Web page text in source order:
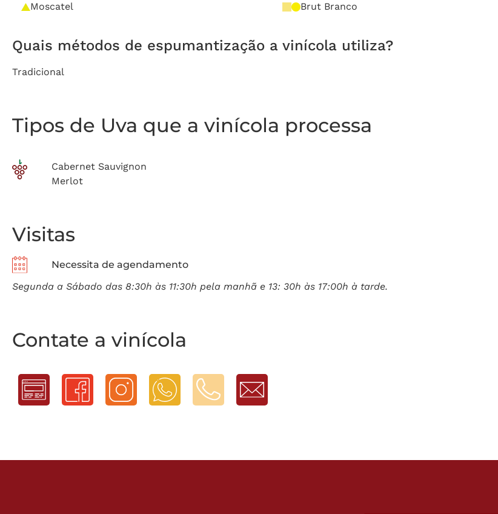
Moscatel Brut Branco
Quais métodos de espumantização a vinícola utiliza?
Tradicional
Tipos de Uva que a vinícola processa
Cabernet Sauvignon
Merlot
Visitas
Necessita de agendamento
Segunda a Sábado das 8:30h às 11:30h pela manhã e 13: 30h às 17:00h à tarde.
Contate a vinícola